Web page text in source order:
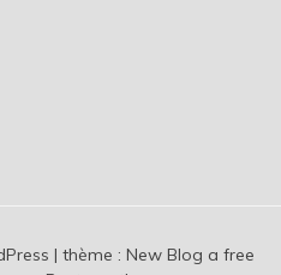
| thème : New Blog a free